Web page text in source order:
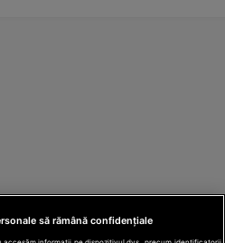
să rămână confidențiale